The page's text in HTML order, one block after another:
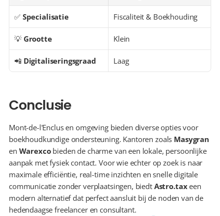
✅ Specialisatie Fiscaliteit & Boekhouding
💡 Grootte Klein
📲 Digitaliseringsgraad Laag
Conclusie
Mont-de-l'Enclus en omgeving bieden diverse opties voor
boekhoudkundige ondersteuning. Kantoren zoals Masygran
en Warexco bieden de charme van een lokale, persoonlijke
aanpak met fysiek contact. Voor wie echter op zoek is naar
maximale efficiëntie, real-time inzichten en snelle digitale
communicatie zonder verplaatsingen, biedt Astro.tax een
modern alternatief dat perfect aansluit bij de noden van de
hedendaagse freelancer en consultant.